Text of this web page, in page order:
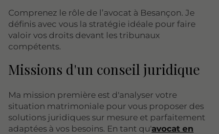
Comprenez le rôle de l’avocat à Besançon. Je
définis avec vous la stratégie idéale pour faire
valoir vos droits devant les tribunaux
compétents.
Missions d'un conseil juridique
Ma mission première est d'analyser votre
situation matrimoniale pour vous proposer des
solutions juridiques sur mesure et parfaitement
adaptées à vos besoins. En tant qu'avocat en